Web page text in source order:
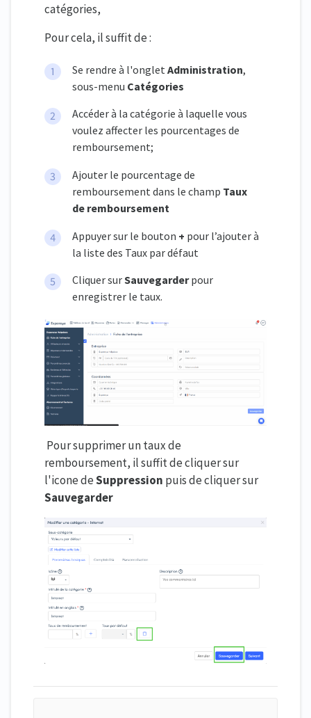
catégories,
Pour cela, il suffit de :
Se rendre à l'onglet Administration,
sous-menu Catégories
Accéder à la catégorie à laquelle vous
voulez affecter les pourcentages de
remboursement;
Ajouter le pourcentage de
remboursement dans le champ Taux
de remboursement
Appuyer sur le bouton + pour l’ajouter à
la liste des Taux par défaut
Cliquer surSauvegarderpour
enregistrer le taux.
Pour supprimer un taux de
remboursement, il suffit de cliquer sur
l'icone deSuppression puis de cliquer sur
Sauvegarder